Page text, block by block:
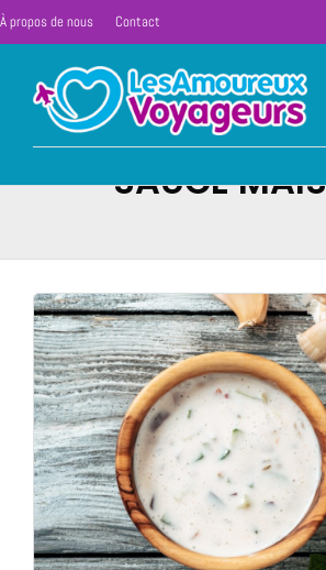
À propos de nous Contact
SAUCE